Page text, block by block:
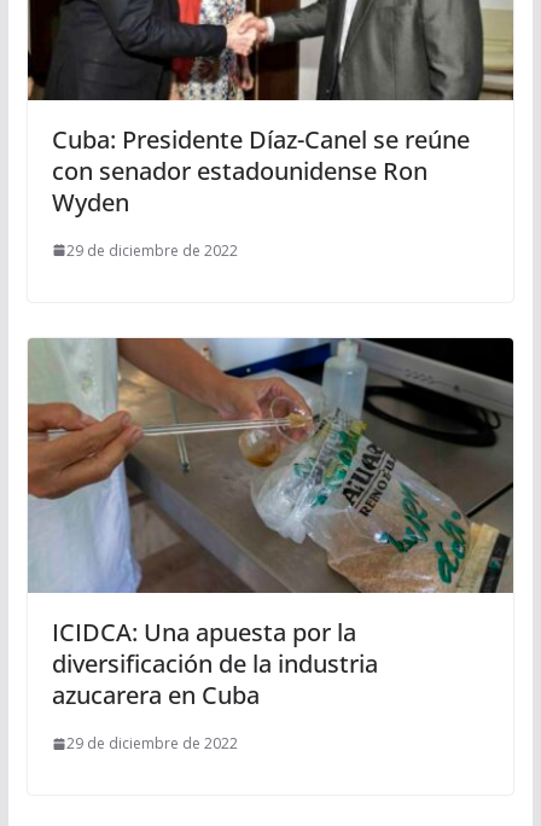
Cuba: Presidente Díaz-Canel se reúne
con senador estadounidense Ron
Wyden
29 de diciembre de 2022
ICIDCA: Una apuesta por la
diversificación de la industria
azucarera en Cuba
29 de diciembre de 2022